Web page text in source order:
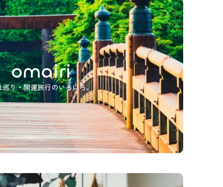
omairi
巡り・開運旅行のいろいろ。